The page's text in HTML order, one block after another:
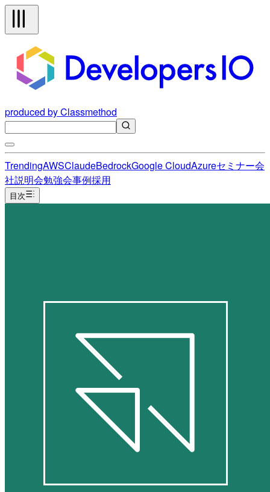
produced by Classmethod
TrendingAWSClaudeBedrockGoogle CloudAzureセミナー会
社説明会勉強会事例採用
目次